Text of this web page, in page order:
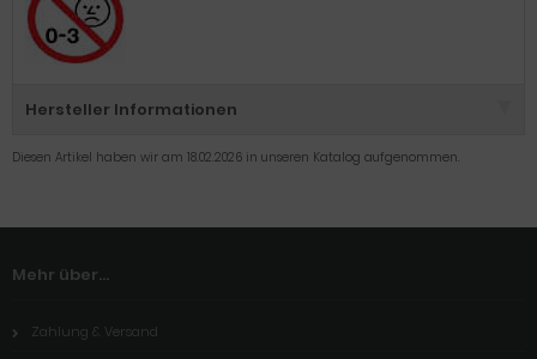
Hersteller Informationen
Diesen Artikel haben wir am 18.02.2026 in unseren Katalog aufgenommen.
Mehr über...
Zahlung & Versand